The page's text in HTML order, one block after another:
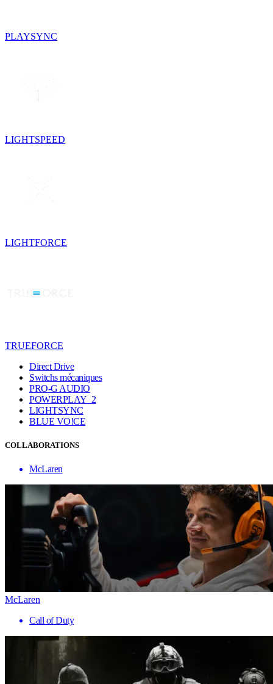
PLAYSYNC
LIGHTSPEED
LIGHTFORCE
TRUEFORCE
Direct Drive
Switchs mécaniques
PRO-G AUDIO
POWERPLAY 2
LIGHTSYNC
BLUE VO!CE
COLLABORATIONS
McLaren
McLaren
Call of Duty